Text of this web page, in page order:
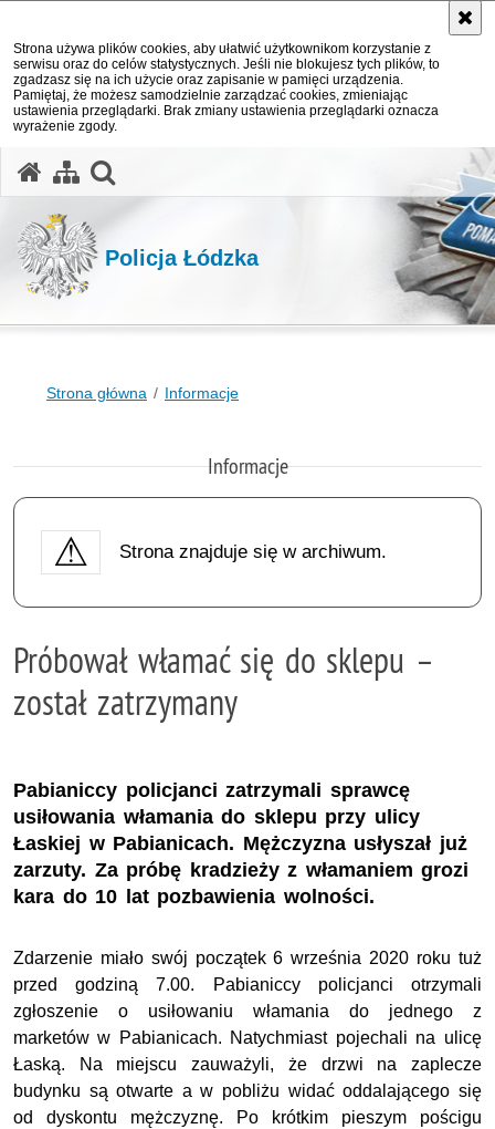
Strona używa plików cookies, aby ułatwić użytkownikom korzystanie z
serwisu oraz do celów statystycznych. Jeśli nie blokujesz tych plików, to
zgadzasz się na ich użycie oraz zapisanie w pamięci urządzenia.
Pamiętaj, że możesz samodzielnie zarządzać cookies, zmieniając
ustawienia przeglądarki. Brak zmiany ustawienia przeglądarki oznacza
wyrażenie zgody.
Policja Łódzka
Strona główna Informacje
Informacje
Strona znajduje się w archiwum.
Próbował włamać się do sklepu –
został zatrzymany
Pabianiccy policjanci zatrzymali sprawcę
usiłowania włamania do sklepu przy ulicy
Łaskiej w Pabianicach. Mężczyzna usłyszał już
zarzuty. Za próbę kradzieży z włamaniem grozi
kara do 10 lat pozbawienia wolności.
Zdarzenie miało swój początek 6 września 2020 roku tuż
przed godziną 7.00. Pabianiccy policjanci otrzymali
zgłoszenie o usiłowaniu włamania do jednego z
marketów w Pabianicach. Natychmiast pojechali na ulicę
Łaską. Na miejscu zauważyli, że drzwi na zaplecze
budynku są otwarte a w pobliżu widać oddalającego się
od dyskontu mężczyznę. Po krótkim pieszym pościgu